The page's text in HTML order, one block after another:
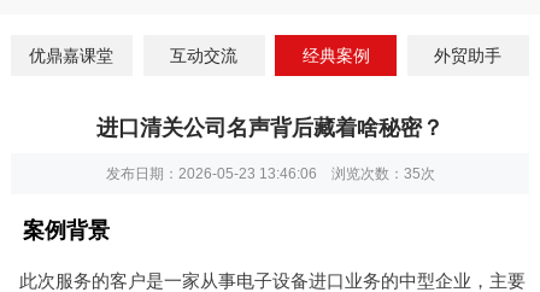
优鼎嘉课堂 互动交流 经典案例 外贸助手
进口清关公司名声背后藏着啥秘密？
发布日期：2026-05-23 13:46:06 浏览次数： 35次
案例背景
此次服务的客户是一家从事电子设备进口业务的中型企业，主要